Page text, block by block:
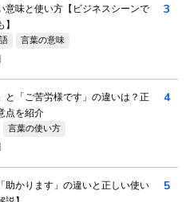
意味と使い方【ビジネスシーンで
言葉の意味
3
と「ご苦労様です」の違いは？正
点を紹介
言葉の使い方
4
助かります」の違いと正しい使い
5